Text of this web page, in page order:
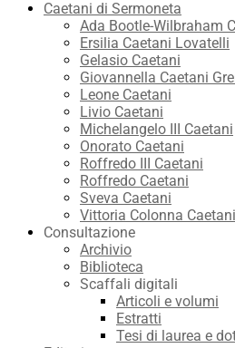
Caetani di Sermoneta
Ada Bootle-Wilbraham
Ersilia Caetani Lovatelli
Gelasio Caetani
Giovannella Caetani
Leone Caetani
Livio Caetani
Michelangelo III Caetani
Onorato Caetani
Roffredo III Caetani
Roffredo Caetani
Sveva Caetani
Vittoria Colonna Caetani
Consultazione
Archivio
Biblioteca
Scaffali digitali
Articoli e volumi
Estratti
Tesi di laurea e